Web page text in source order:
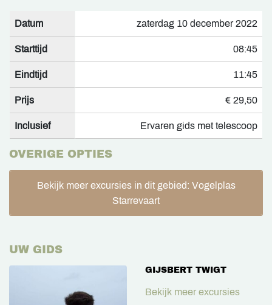
Datum zaterdag 10 december 2022
Starttijd 08:45
Eindtijd 11:45
Prijs € 29,50
Inclusief Ervaren gids met telescoop
OVERIGE OPTIES
Bekijk meer excursies in dit gebied: Vogelplas
Starrevaart
UW GIDS
GIJSBERT TWIGT
Bekijk meer excursies